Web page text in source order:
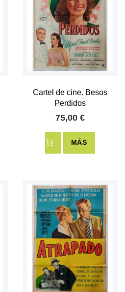
Cartel de cine. Besos
Perdidos
75,00 €
MÁS